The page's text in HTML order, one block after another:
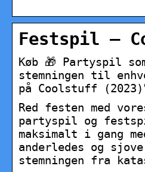
Festspil –
Køb 🎁 Partyspil
stemningen til
på Coolstuff
Red festen med
partyspil og
maksimalt i gang
anderledes og
stemningen fra